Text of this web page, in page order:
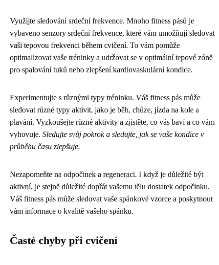
Využijte sledování srdeční frekvence. Mnoho fitness pásů je
vybaveno senzory srdeční frekvence, které vám umožňují sledovat
vaši tepovou frekvenci během cvičení. To vám pomůže
optimalizovat vaše tréninky a udržovat se v optimální tepové zóně
pro spalování tuků nebo zlepšení kardiovaskulární kondice.
Experimentujte s různými typy tréninku. Váš fitness pás může
sledovat různé typy aktivit, jako je běh, chůze, jízda na kole a
plavání. Vyzkoušejte různé aktivity a zjistěte, co vás baví a co vám
vyhovuje. Sledujte svůj pokrok a sledujte, jak se vaše kondice v
průběhu času zlepšuje.
Nezapomeňte na odpočinek a regeneraci. I když je důležité být
aktivní, je stejně důležité dopřát vašemu tělu dostatek odpočinku.
Váš fitness pás může sledovat vaše spánkové vzorce a poskytnout
vám informace o kvalitě vašeho spánku.
Časté chyby při cvičení